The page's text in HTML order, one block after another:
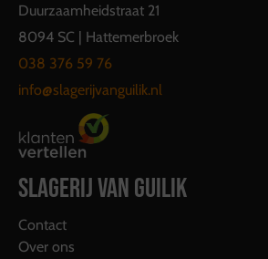
Duurzaamheidstraat 21
8094 SC | Hattemerbroek
038 376 59 76
info@slagerijvanguilik.nl
SLAGERIJ VAN GUILIK
Contact
Over ons